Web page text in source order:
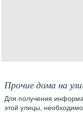
Прочие дома на
Для получения
этой улицы,